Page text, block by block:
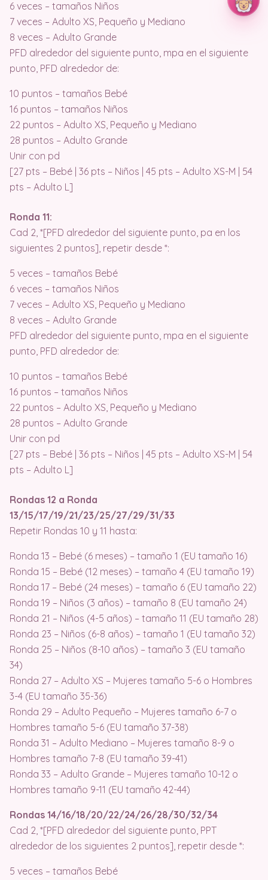
6 veces – tamaños Niños
7 veces – Adulto XS, Pequeño y Mediano
8 veces – Adulto Grande
PFD alrededor del siguiente punto, mpa en el siguiente
punto, PFD alrededor de:
10 puntos – tamaños Bebé
16 puntos – tamaños Niños
22 puntos – Adulto XS, Pequeño y Mediano
28 puntos – Adulto Grande
Unir con pd
[27 pts – Bebé | 36 pts – Niños | 45 pts – Adulto XS-M | 54
pts – Adulto L]
Ronda 11:
Cad 2, *[PFD alrededor del siguiente punto, pa en los
siguientes 2 puntos], repetir desde *:
5 veces – tamaños Bebé
6 veces – tamaños Niños
7 veces – Adulto XS, Pequeño y Mediano
8 veces – Adulto Grande
PFD alrededor del siguiente punto, mpa en el siguiente
punto, PFD alrededor de:
10 puntos – tamaños Bebé
16 puntos – tamaños Niños
22 puntos – Adulto XS, Pequeño y Mediano
28 puntos – Adulto Grande
Unir con pd
[27 pts – Bebé | 36 pts – Niños | 45 pts – Adulto XS-M | 54
pts – Adulto L]
Rondas 12 a Ronda
13/15/17/19/21/23/25/27/29/31/33
Repetir Rondas 10 y 11 hasta:
Ronda 13 – Bebé (6 meses) – tamaño 1 (EU tamaño 16)
Ronda 15 – Bebé (12 meses) – tamaño 4 (EU tamaño 19)
Ronda 17 – Bebé (24 meses) – tamaño 6 (EU tamaño 22)
Ronda 19 – Niños (3 años) – tamaño 8 (EU tamaño 24)
Ronda 21 – Niños (4-5 años) – tamaño 11 (EU tamaño 28)
Ronda 23 – Niños (6-8 años) – tamaño 1 (EU tamaño 32)
Ronda 25 – Niños (8-10 años) – tamaño 3 (EU tamaño
34)
Ronda 27 – Adulto XS – Mujeres tamaño 5-6 o Hombres
3-4 (EU tamaño 35-36)
Ronda 29 – Adulto Pequeño – Mujeres tamaño 6-7 o
Hombres tamaño 5-6 (EU tamaño 37-38)
Ronda 31 – Adulto Mediano – Mujeres tamaño 8-9 o
Hombres tamaño 7-8 (EU tamaño 39-41)
Ronda 33 – Adulto Grande – Mujeres tamaño 10-12 o
Hombres tamaño 9-11 (EU tamaño 42-44)
Rondas 14/16/18/20/22/24/26/28/30/32/34
Cad 2, *[PFD alrededor del siguiente punto, PPT
alrededor de los siguientes 2 puntos], repetir desde *:
5 veces – tamaños Bebé